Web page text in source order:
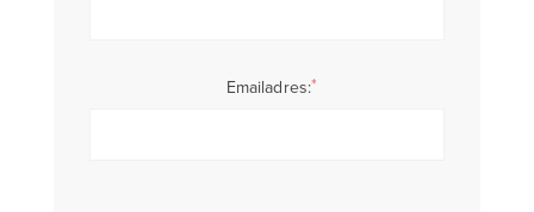
Emailadres:*